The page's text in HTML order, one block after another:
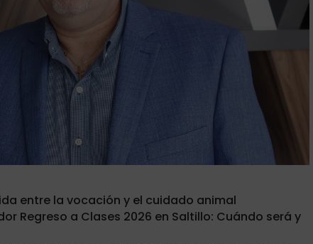
entre la vocación y el cuidado animal
Regreso a Clases 2026 en Saltillo: Cuándo será y